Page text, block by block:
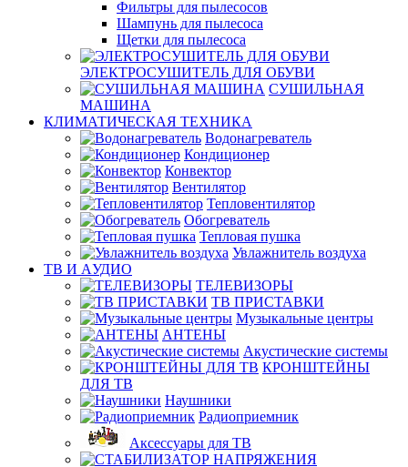
Фильтры для пылесосов
Шампунь для пылесоса
Щетки для пылесоса
ЭЛЕКТРОСУШИТЕЛЬ ДЛЯ ОБУВИ
СУШИЛЬНАЯ
МАШИНА
КЛИМАТИЧЕСКАЯ ТЕХНИКА
Водонагреватель
Кондиционер
Конвектор
Вентилятор
Тепловентилятор
Обогреватель
Тепловая пушка
Увлажнитель воздуха
ТВ И AУДИО
ТЕЛЕВИЗОРЫ
ТВ ПРИСТАВКИ
Музыкальные центры
АНТЕНЫ
Акустические системы
КРОНШТЕЙНЫ
ДЛЯ ТВ
Наушники
Радиоприемник
Аксессуары для ТВ